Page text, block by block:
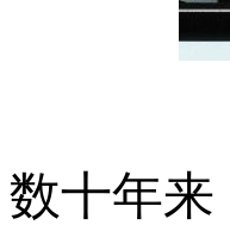
数十年